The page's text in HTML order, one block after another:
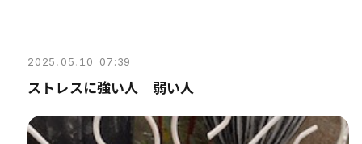
2025 . 05. 10 07:39
ストレスに強い人 弱い人